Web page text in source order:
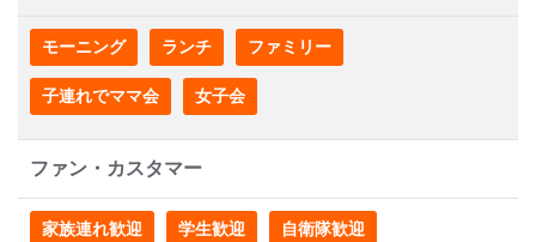
モーニング ランチ ファミリー
子連れでママ会 女子会
ファン・カスタマー
家族連れ歓迎 学生歓迎 自衛隊歓迎